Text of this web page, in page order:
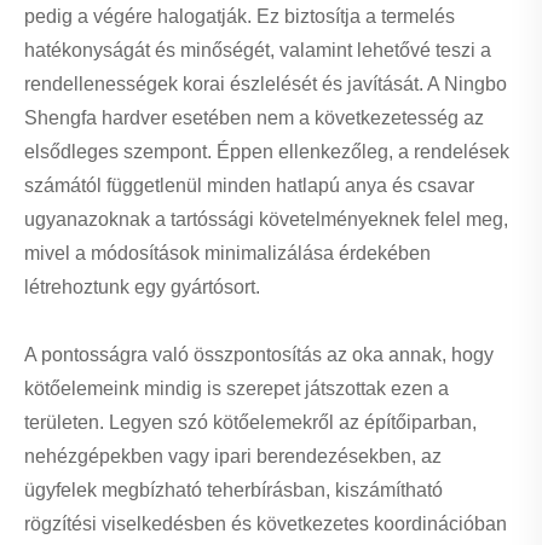
pedig a végére halogatják. Ez biztosítja a termelés
hatékonyságát és minőségét, valamint lehetővé teszi a
rendellenességek korai észlelését és javítását. A Ningbo
Shengfa hardver esetében nem a következetesség az
elsődleges szempont. Éppen ellenkezőleg, a rendelések
számától függetlenül minden hatlapú anya és csavar
ugyanazoknak a tartóssági követelményeknek felel meg,
mivel a módosítások minimalizálása érdekében
létrehoztunk egy gyártósort.
A pontosságra való összpontosítás az oka annak, hogy
kötőelemeink mindig is szerepet játszottak ezen a
területen. Legyen szó kötőelemekről az építőiparban,
nehézgépekben vagy ipari berendezésekben, az
ügyfelek megbízható teherbírásban, kiszámítható
rögzítési viselkedésben és következetes koordinációban